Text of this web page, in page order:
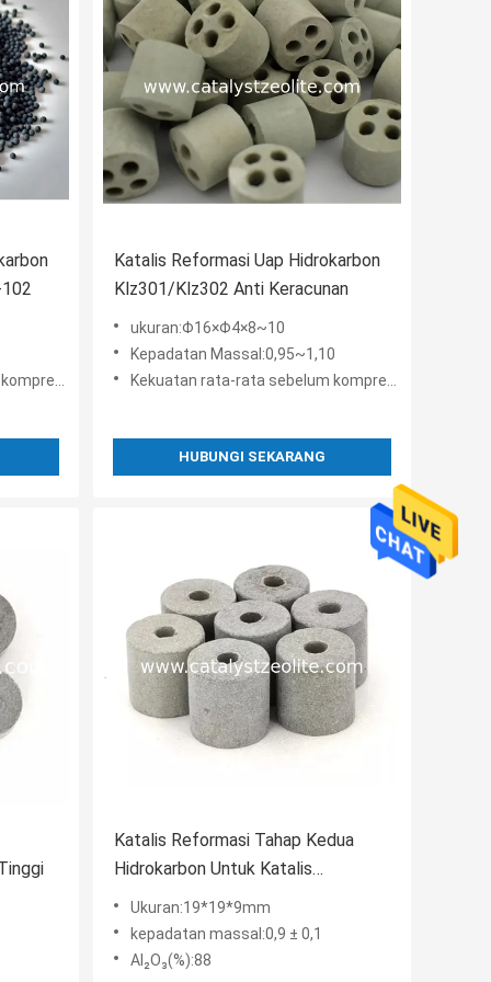
(N/cm):≥360
Katalis Reformasi Uap Hidrokarbon
Klz301/Klz302 Anti Keracunan
ukuran:Φ16×Φ4×8~10
Kepadatan Massal:0,95~1,10
Kekuatan rata-rata sebelum kompresi (kompresi lateral) (N/cm):≥200
HUBUNGI SEKARANG
Katalis Reformasi Tahap Kedua
Hidrokarbon Untuk Katalis
Reformasi Berbasis Nikel
Ukuran:19*19*9mm
kepadatan massal:0,9 ± 0,1
Al₂O₃(%):88